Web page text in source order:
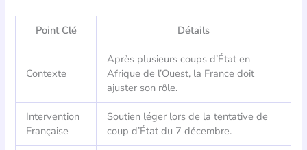
Point Clé Détails
Contexte
Après plusieurs coups d’État en
Afrique de l’Ouest, la France doit
ajuster son rôle.
Intervention
Française
Soutien léger lors de la tentative de
coup d’État du 7 décembre.